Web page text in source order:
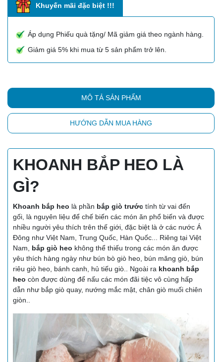
Khuyến mãi đặc biệt !!!
Áp dụng Phiếu quà tặng/ Mã giảm giá theo ngành hàng.
Giảm giá 5% khi mua từ 5 sản phẩm trở lên.
MÔ TẢ SẢN PHẨM
HƯỚNG DẪN MUA HÀNG
KHOANH BẮP HEO LÀ
GÌ?
Khoanh bắp heo là phần bắp giò trước tính từ vai đến
gối, là nguyên liệu để chế biến các món ăn phổ biến và được
nhiều người yêu thích trên thế giới, đặc biệt là ở các nước Á
Đông như Việt Nam, Trung Quốc, Hàn Quốc... Riêng tại Việt
Nam, bắp giò heo không thể thiếu trong các món ăn được
yêu thích hàng ngày như bún bò giò heo, bún măng giò, bún
riêu giò heo, bánh canh, hủ tiếu giò.. Ngoài ra khoanh bắp
heo còn được dùng để nấu các món đãi tiệc vô cùng hấp
dẫn như bắp giò quay, nướng mắc mật, chân giò muối chiên
giòn..